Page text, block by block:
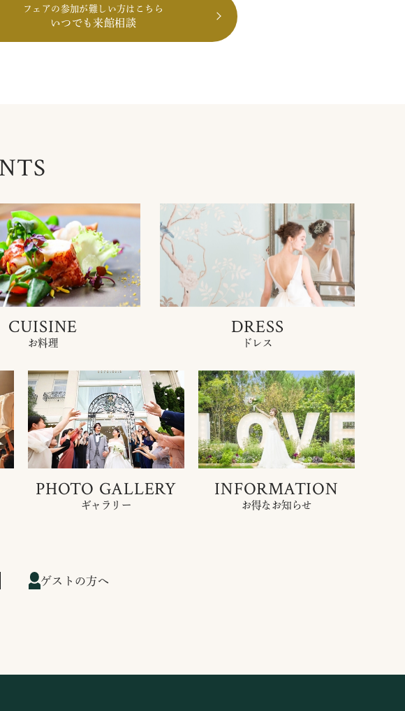
フェアの参加が難しい方はこちら
いつでも来館相談
CUISINE
お料理
DRESS
ドレス
PHOTO GALLERY
ギャラリー
INFORMATION
お得なお知らせ
ゲストの方へ